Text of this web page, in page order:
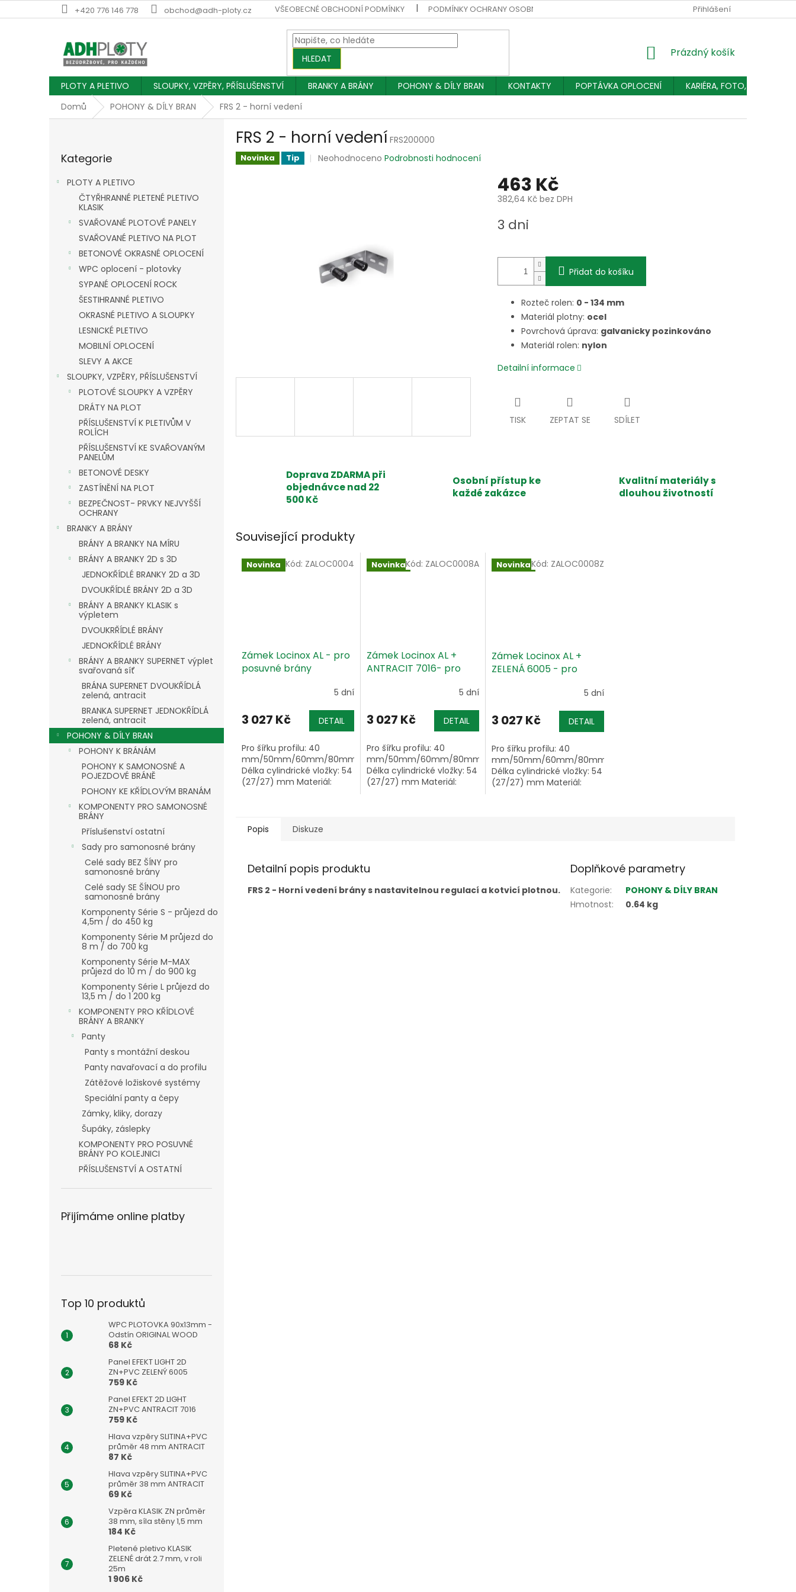
na
+420 776 146 778 obchod@adh-ploty.cz VŠEOBECNÉ OBCHODNÍ PODMÍNKY PODMÍNKY OCHRANY OSOBNÍCH ÚDAJŮ Přihlášení
HLEDAT
NÁKUPNÍ
Prázdný košík
PLOTY A PLETIVO SLOUPKY, VZPĚRY, PŘÍSLUŠENSTVÍ BRANKY A BRÁNY POHONY & DÍLY BRAN KONTAKTY POPTÁVKA OPLOCENÍ
KARIÉRA, FOTO, ČLÁNKY
Domů
POHONY & DÍLY BRAN FRS 2 - horní vedení
kategorie
Kategorie
PLOTY A PLETIVO
ČTYŘHRANNÉ PLETENÉ PLETIVO
KLASIK
SVAŘOVANÉ PLOTOVÉ PANELY
SVAŘOVANÉ PLETIVO NA PLOT
BETONOVÉ OKRASNÉ OPLOCENÍ
WPC oplocení - plotovky
SYPANÉ OPLOCENÍ ROCK
ŠESTIHRANNÉ PLETIVO
OKRASNÉ PLETIVO A SLOUPKY
LESNICKÉ PLETIVO
MOBILNÍ OPLOCENÍ
SLEVY A AKCE
SLOUPKY, VZPĚRY, PŘÍSLUŠENSTVÍ
PLOTOVÉ SLOUPKY A VZPĚRY
DRÁTY NA PLOT
PŘÍSLUŠENSTVÍ K PLETIVŮM V
ROLÍCH
PŘÍSLUŠENSTVÍ KE SVAŘOVANÝM
PANELŮM
BETONOVÉ DESKY
ZASTÍNĚNÍ NA PLOT
BEZPEČNOST- PRVKY NEJVYŠŠÍ
OCHRANY
BRANKY A BRÁNY
BRÁNY A BRANKY NA MÍRU
BRÁNY A BRANKY 2D s 3D
JEDNOKŘÍDLÉ BRANKY 2D a 3D
DVOUKŘÍDLÉ BRÁNY 2D a 3D
BRÁNY A BRANKY KLASIK s
výpletem
DVOUKRŘÍDLÉ BRÁNY
JEDNOKŘÍDLÉ BRÁNY
BRÁNY A BRANKY SUPERNET výplet
svařovaná síť
BRÁNA SUPERNET DVOUKŘÍDLÁ
zelená, antracit
BRANKA SUPERNET JEDNOKŘÍDLÁ
zelená, antracit
POHONY & DÍLY BRAN
POHONY K BRÁNÁM
POHONY K SAMONOSNÉ A
POJEZDOVÉ BRÁNĚ
POHONY KE KŘÍDLOVÝM BRANÁM
KOMPONENTY PRO SAMONOSNÉ
BRÁNY
Příslušenství ostatní
Sady pro samonosné brány
Celé sady BEZ ŠÍNY pro
samonosné brány
Celé sady SE ŠÍNOU pro
samonosné brány
Komponenty Série S - průjezd do
4,5m / do 450 kg
Komponenty Série M průjezd do
8 m / do 700 kg
Komponenty Série M-MAX
průjezd do 10 m / do 900 kg
Komponenty Série L průjezd do
13,5 m / do 1 200 kg
KOMPONENTY PRO KŘÍDLOVÉ
BRÁNY A BRANKY
Panty
Panty s montážní deskou
Panty navařovací a do profilu
Zátěžové ložiskové systémy
Speciální panty a čepy
Zámky, kliky, dorazy
Šupáky, záslepky
KOMPONENTY PRO POSUVNÉ
BRÁNY PO KOLEJNICI
PŘÍSLUŠENSTVÍ A OSTATNÍ
Přijímáme online platby
Top 10 produktů
WPC PLOTOVKA 90x13mm -
Odstín ORIGINAL WOOD
68 Kč
Panel EFEKT LIGHT 2D
ZN+PVC ZELENÝ 6005
759 Kč
Panel EFEKT 2D LIGHT
ZN+PVC ANTRACIT 7016
759 Kč
Hlava vzpěry SLITINA+PVC
průměr 48 mm ANTRACIT
87 Kč
Hlava vzpěry SLITINA+PVC
průměr 38 mm ANTRACIT
69 Kč
Vzpěra KLASIK ZN průměr
38 mm, síla stěny 1,5 mm
184 Kč
Pletené pletivo KLASIK
ZELENÉ drát 2.7 mm, v roli
25m
1 906 Kč
FRS 2 - horní vedení FRS200000
Novinka Tip
Průměrné
Neohodnoceno Podrobnosti hodnocení
463 Kč
382,64 Kč bez DPH
cena:
3 dni
Přidat do košíku
Rozteč rolen: 0 - 134 mm
Materiál plotny: ocel
Povrchová úprava: galvanicky pozinkováno
Materiál rolen: nylon
Detailní informace
TISK ZEPTAT SE SDÍLET
Doprava ZDARMA při
objednávce nad 22
500 Kč
Osobní přístup ke
každé zakázce
Kvalitní materiály s
dlouhou životností
Související produkty
Novinka
Zámek Locinox AL - pro
posuvné brány
5 dní
3 027 Kč DETAIL
Pro šířku profilu: 40
mm/50mm/60mm/80mm
Délka cylindrické vložky: 54
(27/27) mm Materiál:
Kód: ZALOC0004 Novinka
Zámek Locinox AL +
ANTRACIT 7016- pro
5 dní
3 027 Kč DETAIL
Pro šířku profilu: 40
mm/50mm/60mm/80mm
Délka cylindrické vložky: 54
(27/27) mm Materiál:
Kód: ZALOC0008A Novinka
Zámek Locinox AL +
ZELENÁ 6005 - pro
5 dní
3 027 Kč DETAIL
Pro šířku profilu: 40
mm/50mm/60mm/80mm
Délka cylindrické vložky: 54
(27/27) mm Materiál:
Kód: ZALOC0008Z
Popis Diskuze
Detailní popis produktu
FRS 2 - Horní vedení brány s nastavitelnou regulací a kotvicí plotnou.
Doplňkové parametry
Kategorie:
POHONY & DÍLY BRAN
Hmotnost: 0.64 kg